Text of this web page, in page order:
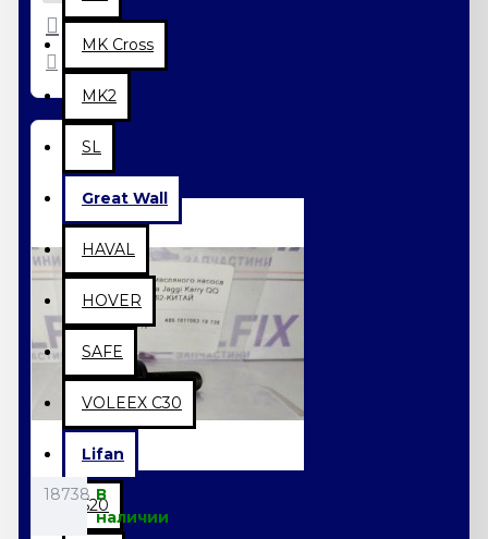
MK Cross
MK2
SL
Great Wall
HAVAL
HOVER
SAFE
VOLEEX C30
Lifan
520
18738 В
наличии